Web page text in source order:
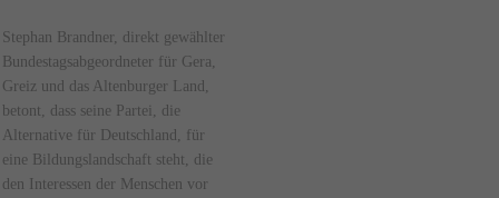
Stephan Brandner, direkt gewählter
Bundestagsabgeordneter für Gera,
Greiz und das Altenburger Land,
betont, dass seine Partei, die
Alternative für Deutschland, für
eine Bildungslandschaft steht, die
den Interessen der Menschen vor